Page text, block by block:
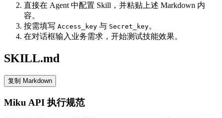
直接在 Agent 中配置 Skill，并粘贴上述 Markdown 内
容。
按需填写 Access_key 与 Secret_key。
在对话框输入业务需求，开始测试技能效果。
SKILL.md
复制 Markdown
Miku API 执行规范